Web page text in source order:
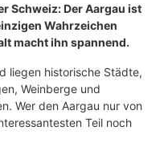
Schweiz: Der Aargau ist
Wahrzeichen
macht ihn spannend.
liegen historische Städte,
Weinberge und
Wer den Aargau nur von
Teil noch